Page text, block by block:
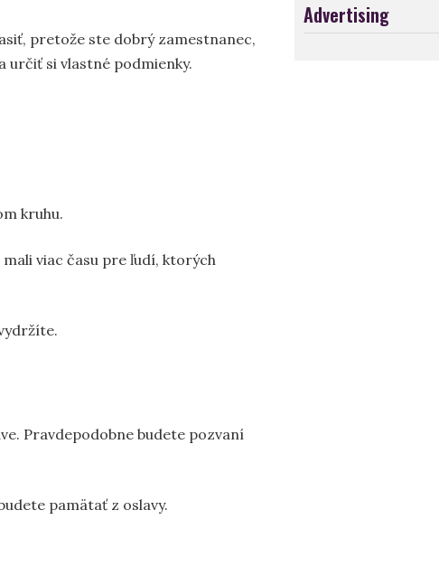
pretože ste dobrý zamestnanec,
určiť si vlastné podmienky.
kruhu.
viac času pre ľudí, ktorých
Pravdepodobne budete pozvaní
pamätať z oslavy.
Advertising